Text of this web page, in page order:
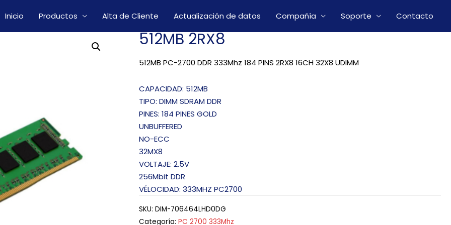
Inicio Productos Alta de Cliente Actualización de datos Compañía Soporte Contacto
512MB 2RX8
512MB PC-2700 DDR 333Mhz 184 PINS 2RX8 16CH 32X8 UDIMM
CAPACIDAD: 512MB
TIPO: DIMM SDRAM DDR
PINES: 184 PINES GOLD
UNBUFFERED
NO-ECC
32MX8
VOLTAJE: 2.5V
256Mbit DDR
VÉLOCIDAD: 333MHZ PC2700
SKU:DIM-706464LHD0DG
Categoría:PC 2700 333Mhz